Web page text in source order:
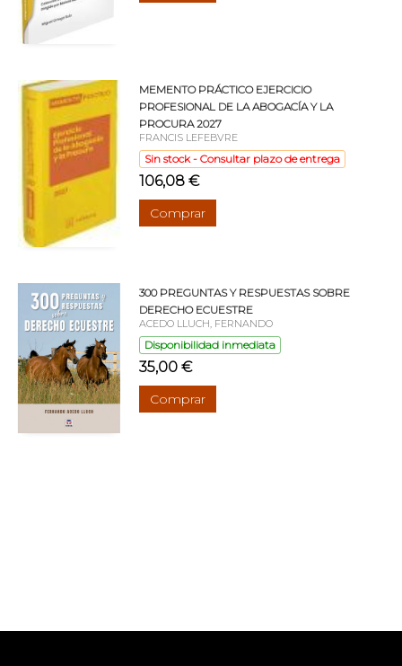
MEMENTO PRÁCTICO EJERCICIO
PROFESIONAL DE LA ABOGACÍA Y LA
PROCURA 2027
FRANCIS LEFEBVRE
Sin stock - Consultar plazo de entrega
106,08 €
Comprar
300 PREGUNTAS Y RESPUESTAS SOBRE
DERECHO ECUESTRE
ACEDO LLUCH, FERNANDO
Disponibilidad inmediata
35,00 €
Comprar